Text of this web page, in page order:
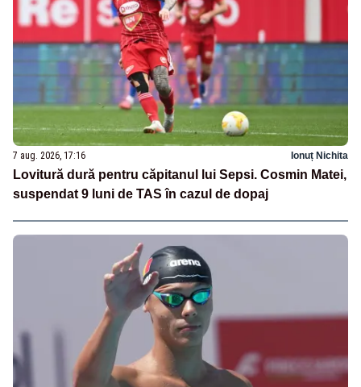
7 aug. 2026, 17:16 Ionuț Nichita
Lovitură dură pentru căpitanul lui Sepsi. Cosmin Matei,
suspendat 9 luni de TAS în cazul de dopaj